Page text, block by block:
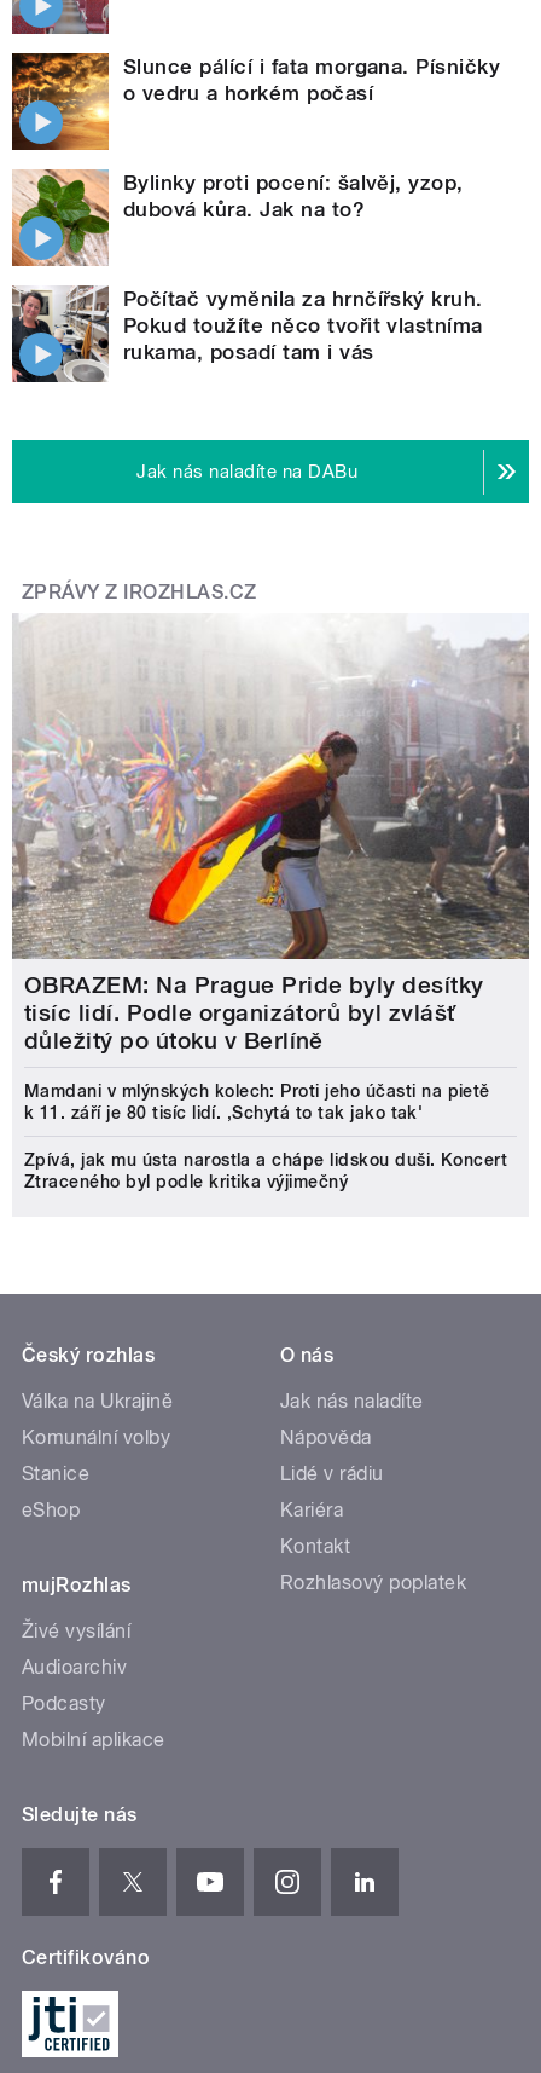
Slunce pálící i fata morgana. Písničky
o vedru a horkém počasí
Bylinky proti pocení: šalvěj, yzop,
dubová kůra. Jak na to?
Počítač vyměnila za hrnčířský kruh.
Pokud toužíte něco tvořit vlastníma
rukama, posadí tam i vás
Jak nás naladíte na DABu
ZPRÁVY Z IROZHLAS.CZ
OBRAZEM: Na Prague Pride byly desítky
tisíc lidí. Podle organizátorů byl zvlášť
důležitý po útoku v Berlíně
Mamdani v mlýnských kolech: Proti jeho účasti na pietě
k 11. září je 80 tisíc lidí. ‚Schytá to tak jako tak'
Zpívá, jak mu ústa narostla a chápe lidskou duši. Koncert
Ztraceného byl podle kritika výjimečný
Český rozhlas
Válka na Ukrajině
Komunální volby
Stanice
eShop
mujRozhlas
Živé vysílání
Audioarchiv
Podcasty
Mobilní aplikace
O nás
Jak nás naladíte
Nápověda
Lidé v rádiu
Kariéra
Kontakt
Rozhlasový poplatek
Sledujte nás
Certifikováno